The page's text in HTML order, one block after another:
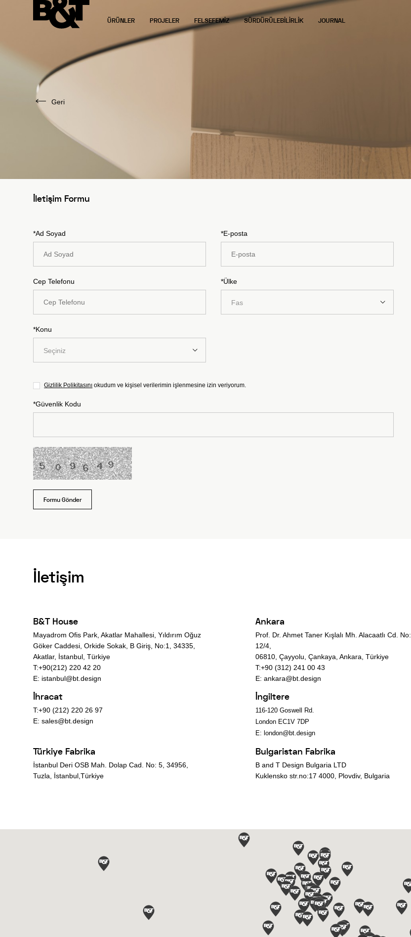
ÜRÜNLER PROJELER FELSEFEMİZ SÜRDÜRÜLEBİLİRLİK JOURNAL
Geri
İletişim Formu
*Ad Soyad *E-posta
Cep Telefonu *Ülke
Fas
*Konu
Seçiniz
Gizlilik Polikitasını okudum ve kişisel verilerimin işlenmesine izin veriyorum.
*Güvenlik Kodu
Formu Gönder
İletişim
B&T House
Mayadrom Ofis Park, Akatlar Mahallesi, Yıldırım Oğuz
Göker Caddesi, Orkide Sokak, B Giriş, No:1, 34335,
Akatlar, İstanbul, Türkiye
T:+90(212) 220 42 20
E: istanbul@bt.design
Ankara
Prof. Dr. Ahmet Taner Kışlalı Mh. Alacaatlı Cd. No:
12/4,
06810, Çayyolu, Çankaya, Ankara, Türkiye
T:+90 (312) 241 00 43
E:ankara@bt.design
İhracat
T:+90 (212) 220 26 97
E:sales@bt.design
İngiltere
116-120 Goswell Rd.
London EC1V 7DP
E: london@bt.design
Türkiye Fabrika
İstanbul Deri OSB Mah. Dolap Cad. No: 5, 34956,
Tuzla, İstanbul,Türkiye
Bulgaristan Fabrika
B and T Design Bulgaria LTD
Kuklensko str.no:17 4000, Plovdiv, Bulgaria